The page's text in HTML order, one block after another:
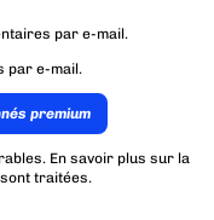
par e-mail.
par e-mail.
premium
En savoir plus sur la
traitées.